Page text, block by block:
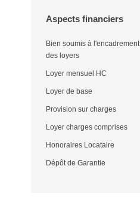
Aspects financiers
Bien soumis à l'encadrement
des loyers
Loyer mensuel HC
Loyer de base
Provision sur charges
Loyer charges comprises
Honoraires Locataire
Dépôt de Garantie